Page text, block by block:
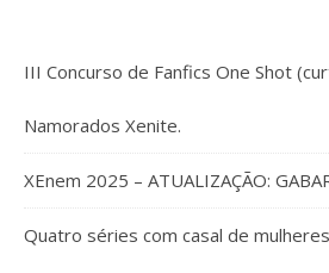
III Concurso de Fanfics One Shot
Namorados Xenite.
XEnem 2025 – ATUALIZAÇÃO:
Quatro séries com casal de